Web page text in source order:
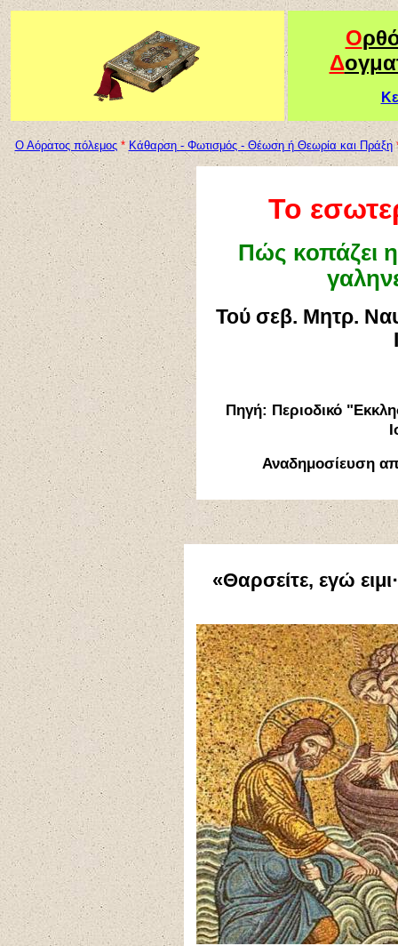
Ο
Δ
Ο Αόρατος πόλεμος* Κάθαρση - Φωτισμός - Θέωση ή Θεωρία και Πράξη
Το
Πώς κοπάζει
Τού σεβ. Μητρ.
Πηγή: Περιοδικό
Αναδημοσίευση
«Θαρσείτε, εγώ